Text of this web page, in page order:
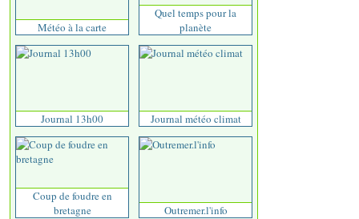
Météo à la carte
Quel temps pour la
planète
Journal 13h00 Journal météo climat
Coup de foudre en
bretagne
Outremer.l'info